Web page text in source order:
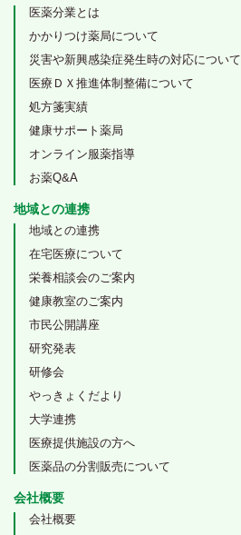
医薬分業とは
かかりつけ薬局について
災害や新興感染症発生時の対応について
医療ＤＸ推進体制整備について
処方箋実績
健康サポート薬局
オンライン服薬指導
お薬Q&A
地域との連携
地域との連携
在宅医療について
栄養相談会のご案内
健康教室のご案内
市民公開講座
研究発表
研修会
やっきょくだより
大学連携
医療提供施設の方へ
医薬品の分割販売について
会社概要
会社概要